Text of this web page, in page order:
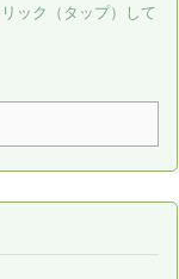
ック（タップ）して